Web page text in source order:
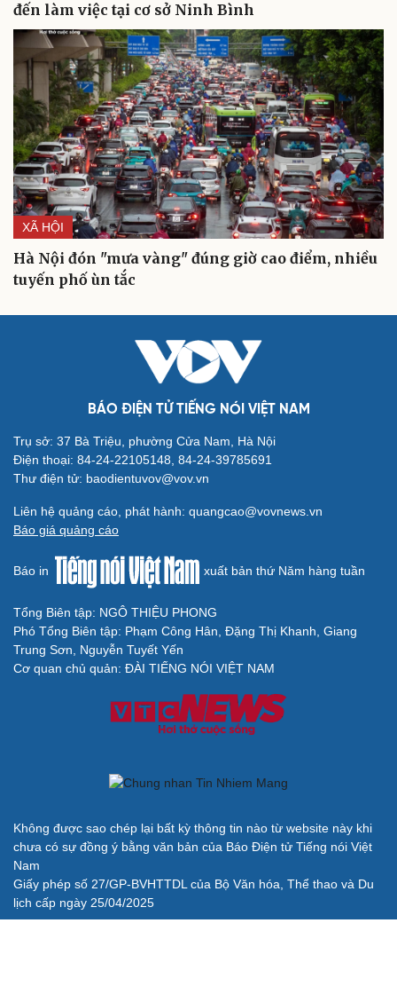
đến làm việc tại cơ sở Ninh Bình
XÃ HỘI
Hà Nội đón "mưa vàng" đúng giờ cao điểm, nhiều
tuyến phố ùn tắc
BÁO ĐIỆN TỬ TIẾNG NÓI VIỆT NAM
Trụ sở: 37 Bà Triệu, phường Cửa Nam, Hà Nội
Điện thoại: 84-24-22105148, 84-24-39785691
Thư điện tử: baodientuvov@vov.vn
Liên hệ quảng cáo, phát hành: quangcao@vovnews.vn
Báo giá quảng cáo
Báo in xuất bản thứ Năm hàng tuần
Tổng Biên tập: NGÔ THIỆU PHONG
Phó Tổng Biên tập: Phạm Công Hân, Đặng Thị Khanh, Giang
Trung Sơn, Nguyễn Tuyết Yến
Cơ quan chủ quản: ĐÀI TIẾNG NÓI VIỆT NAM
Không được sao chép lại bất kỳ thông tin nào từ website này khi
chưa có sự đồng ý bằng văn bản của Báo Điện tử Tiếng nói Việt
Nam
Giấy phép số 27/GP-BVHTTDL của Bộ Văn hóa, Thể thao và Du
lịch cấp ngày 25/04/2025